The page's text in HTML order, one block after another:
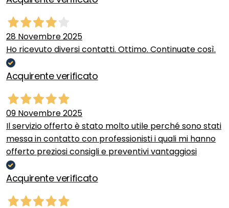
28 Novembre 2025
Ho ricevuto diversi contatti. Ottimo. Continuate così.
Acquirente verificato
09 Novembre 2025
Il servizio offerto è stato molto utile perché sono stati
messa in contatto con professionisti i quali mi hanno
offerto preziosi consigli e preventivi vantaggiosi
Acquirente verificato